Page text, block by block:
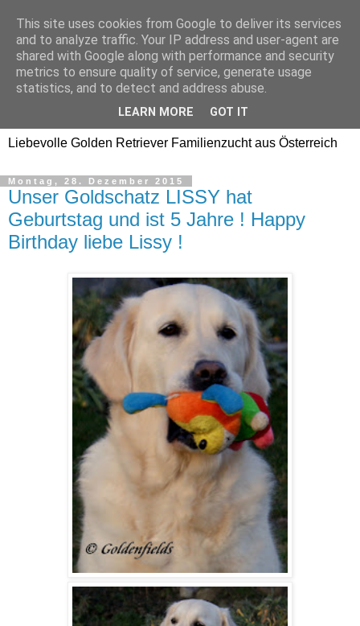
Golden Retriever Welpen
Familienzucht -
Goldwelpen
Liebevolle Golden Retriever Familienzucht aus Österreich
Montag, 28. Dezember 2015
Unser Goldschatz LISSY hat
Geburtstag und ist 5 Jahre ! Happy
Birthday liebe Lissy !
This site uses cookies from Google to deliver its services
and to analyze traffic. Your IP address and user-agent are
shared with Google along with performance and security
metrics to ensure quality of service, generate usage
statistics, and to detect and address abuse.
LEARN MORE GOT IT